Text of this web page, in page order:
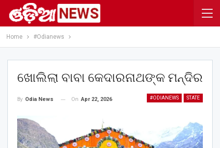
Home #Odianews
ଖୋଲିଲା ବାବା କେଦାରନାଥଙ୍କ ମନ୍ଦିର
#ODIANEWS STATE
By Odia News On Apr 22, 2026